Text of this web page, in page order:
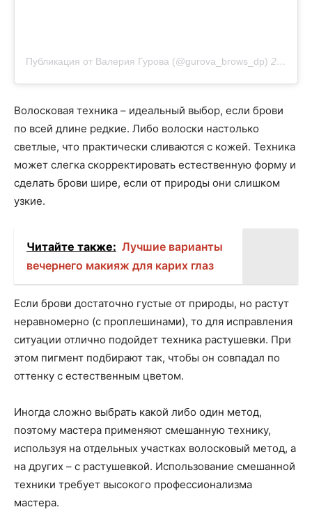
Публикация от Валерия Гурова (@gurova_brows_dp) 2 Мар 2019 в 4:32 PST
Волосковая техника – идеальный выбор, если брови
по всей длине редкие. Либо волоски настолько
светлые, что практически сливаются с кожей. Техника
может слегка скорректировать естественную форму и
сделать брови шире, если от природы они слишком
узкие.
Читайте также: Лучшие варианты
вечернего макияж для карих глаз
Если брови достаточно густые от природы, но растут
неравномерно (с проплешинами), то для исправления
ситуации отлично подойдет техника растушевки. При
этом пигмент подбирают так, чтобы он совпадал по
оттенку с естественным цветом.
Иногда сложно выбрать какой либо один метод,
поэтому мастера применяют смешанную технику,
используя на отдельных участках волосковый метод, а
на других – с растушевкой. Использование смешанной
техники требует высокого профессионализма
мастера.